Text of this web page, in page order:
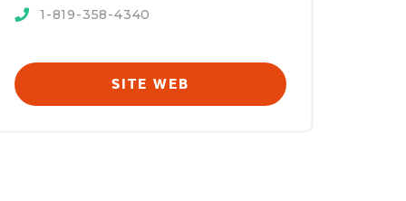
1-819-358-4340
SITE WEB